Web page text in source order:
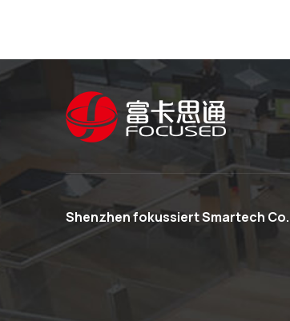
Shenzhen fokussiert Smartech